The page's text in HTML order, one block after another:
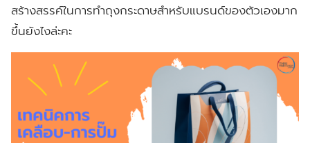
สร้างสรรค์ในการทำถุงกระดาษสำหรับแบรนด์ของตัวเองมาก
ขึ้นยังไงล่ะคะ